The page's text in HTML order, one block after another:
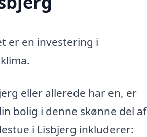
er en investering i
eller allerede har en, er
bolig i denne skønne del af
i Lisbjerg inkluderer: